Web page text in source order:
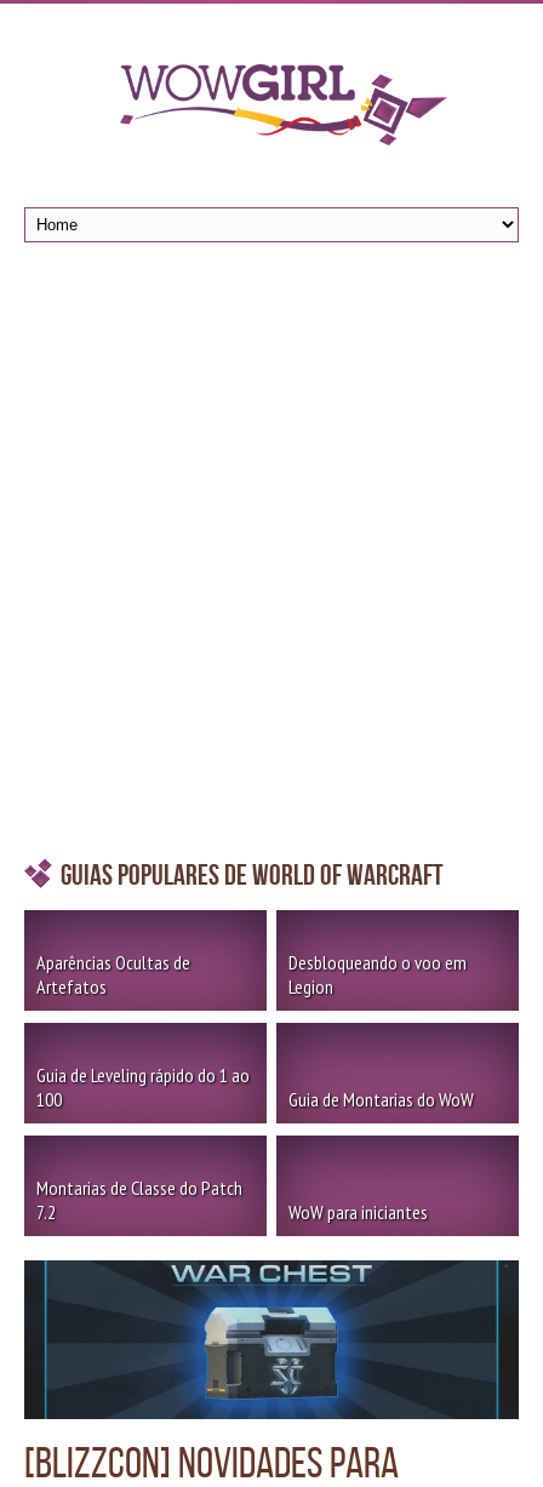
Guias Populares de World of Warcraft
Aparências Ocultas de
Artefatos
Desbloqueando o voo em
Legion
Guia de Leveling rápido do 1 ao
100
Guia de Montarias do WoW
Montarias de Classe do Patch
7.2
WoW para iniciantes
[BlizzCon] Novidades para